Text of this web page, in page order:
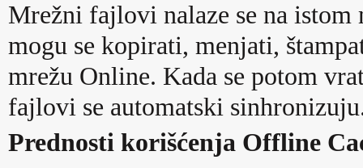
Mrežni fajlovi nalaze se na
mogu se kopirati, menjati,
mrežu Online. Kada se potom
fajlovi se automatski
Prednosti korišćenja Offline